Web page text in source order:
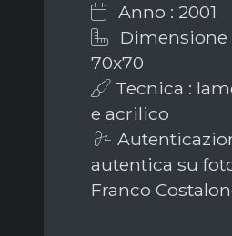
Anno : 2001
Dimensione
70x70
Tecnica :
e acrilico
autentica su
Franco